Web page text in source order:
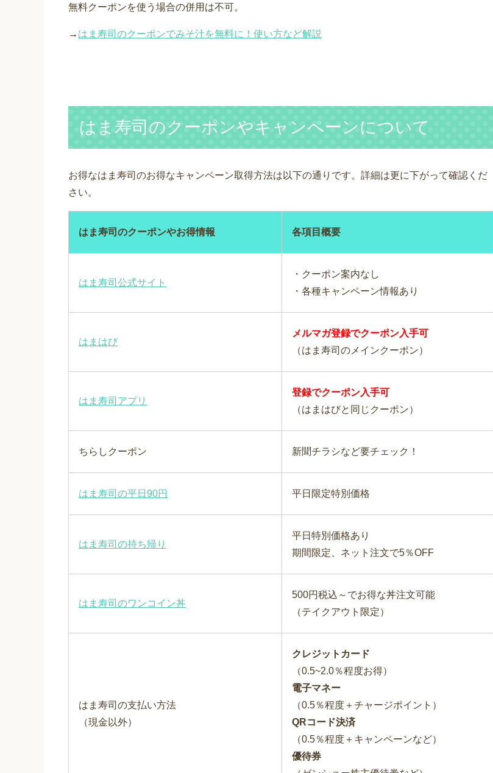
無料クーポンを使う場合の併用は不可。
→ はま寿司のクーポンでみそ汁を無料に！使い方など解説
はま寿司のクーポンやキャンペーンについて
お得なはま寿司のお得なキャンペーン取得方法は以下の通りです。詳細は更に下がって確認くだ
さい。
はま寿司のクーポンやお得情報 各項目概要
はま寿司公式サイト
・クーポン案内なし
・各種キャンペーン情報あり
はまはび
メルマガ登録でクーポン入手可
（はま寿司のメインクーポン）
はま寿司アプリ
登録でクーポン入手可
（はまはびと同じクーポン）
ちらしクーポン 新聞チラシなど要チェック！
はま寿司の平日90円 平日限定特別価格
はま寿司の持ち帰り
平日特別価格あり
期間限定、ネット注文で5％OFF
はま寿司のワンコイン丼
500円税込～でお得な丼注文可能
（テイクアウト限定）
はま寿司の支払い方法
（現金以外）
クレジットカード
（0.5~2.0％程度お得）
電子マネー
（0.5％程度＋チャージポイント）
QRコード決済
（0.5％程度＋キャンペーンなど）
優待券